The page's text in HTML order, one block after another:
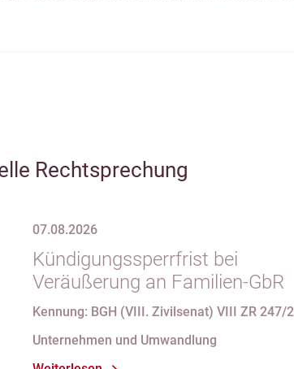
Rechtsprechung
07.08.2026
Kündigungssperrfrist bei
Veräußerung an Familien-GbR
Kennung: BGH (VIII. Zivilsenat) VIII ZR 247/
Unternehmen und Umwandlung